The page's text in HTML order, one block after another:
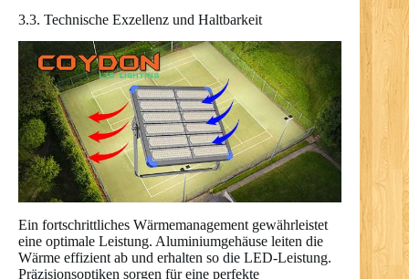
3.3. Technische Exzellenz und Haltbarkeit
Ein fortschrittliches Wärmemanagement gewährleistet
eine optimale Leistung. Aluminiumgehäuse leiten die
Wärme effizient ab und erhalten so die LED-Leistung.
Präzisionsoptiken sorgen für eine perfekte